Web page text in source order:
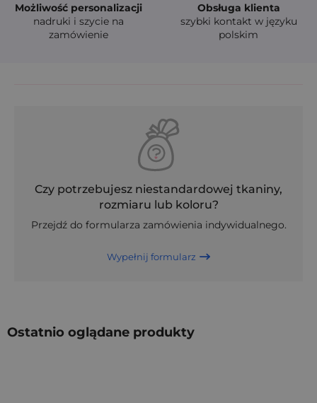
Możliwość personalizacji
nadruki i szycie na
zamówienie
Obsługa klienta
szybki kontakt w języku
polskim
Czy potrzebujesz niestandardowej tkaniny,
rozmiaru lub koloru?
Przejdź do formularza zamówienia indywidualnego.
Wypełnij formularz
Ostatnio oglądane produkty